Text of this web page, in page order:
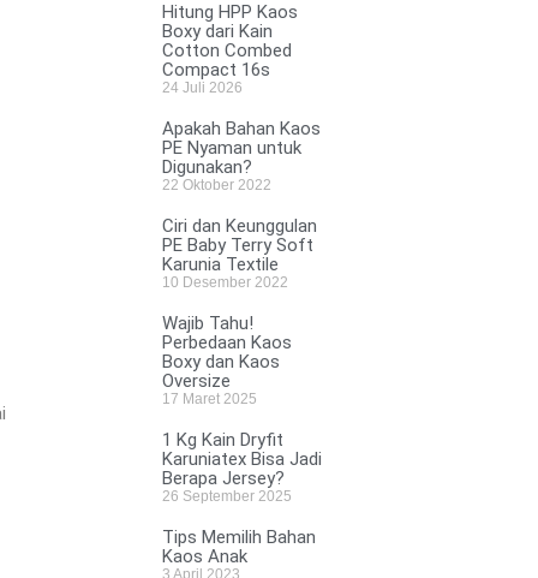
Hitung HPP Kaos
Boxy dari Kain
Cotton Combed
Compact 16s
24 Juli 2026
Apakah Bahan Kaos
PE Nyaman untuk
Digunakan?
22 Oktober 2022
Ciri dan Keunggulan
PE Baby Terry Soft
Karunia Textile
10 Desember 2022
Wajib Tahu!
Perbedaan Kaos
Boxy dan Kaos
Oversize
17 Maret 2025
1 Kg Kain Dryfit
Karuniatex Bisa Jadi
Berapa Jersey?
26 September 2025
Tips Memilih Bahan
Kaos Anak